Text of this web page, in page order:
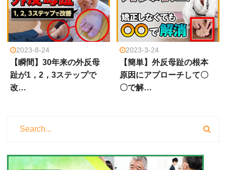
2023-8-24
【瞬間】30年来の外反母
趾が1，2，3ステップで
改…
2023-3-24
【簡単】外反母趾の根本
原因にアプローチして〇
〇で解…